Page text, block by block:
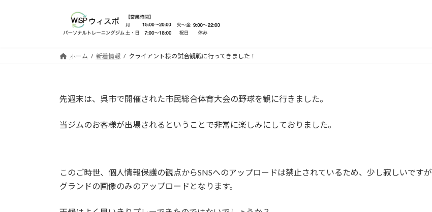
ホーム 新着情報 クライアント様の試合観戦に行ってきました！
先週末は、呉市で開催された市民総合体育大会の野球を観に行きました。
当ジムのお客様が出場されるということで非常に楽しみにしておりました。
このご時世、個人情報保護の観点からSNSへのアップロードは禁止されているため、少し寂しいですが
グランドの画像のみのアップロードとなります。